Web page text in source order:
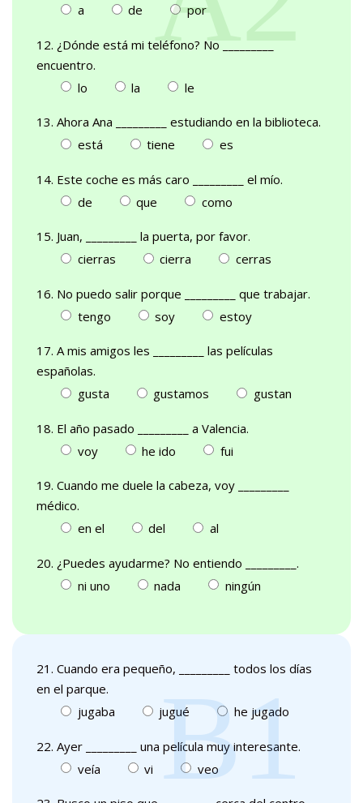
a
de por
12. ¿Dónde está mi teléfono? No _________
encuentro.
lo
la le
13. Ahora Ana _________ estudiando en la biblioteca.
está
tiene es
14. Este coche es más caro _________ el mío.
de
que como
15. Juan, _________ la puerta, por favor.
cierras
cierra cerras
16. No puedo salir porque _________ que trabajar.
tengo
soy estoy
17. A mis amigos les _________ las películas
españolas.
gusta
gustamos gustan
18. El año pasado _________ a Valencia.
voy
he ido fui
19. Cuando me duele la cabeza, voy _________
médico.
en el
del al
20. ¿Puedes ayudarme? No entiendo _________.
ni uno
nada ningún
21. Cuando era pequeño, _________ todos los días
en el parque.
jugaba
jugué he jugado
22. Ayer _________ una película muy interesante.
veía
vi veo